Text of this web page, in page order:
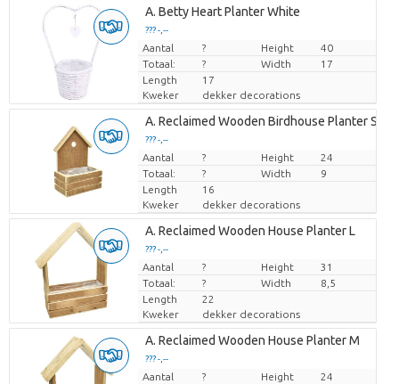
A. Betty Heart Planter White
??? -,--
Prijs per stuk
Aantal ? Height
40
Totaal:
? Width
17
Length
17
Kweker
dekker decorations
A. Reclaimed Wooden Birdhouse Planter S
??? -,--
Prijs per stuk
Aantal ? Height
24
Totaal:
? Width
9
Length
16
Kweker
dekker decorations
A. Reclaimed Wooden House Planter L
??? -,--
Prijs per stuk
Aantal ? Height
31
Totaal:
? Width
8,5
Length
22
Kweker
dekker decorations
A. Reclaimed Wooden House Planter M
??? -,--
Prijs per stuk
Aantal ? Height
24